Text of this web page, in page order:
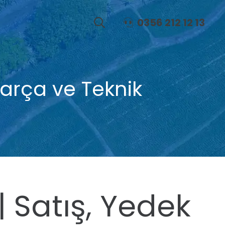
0356 212 12 13
ve Teknik
Yedek